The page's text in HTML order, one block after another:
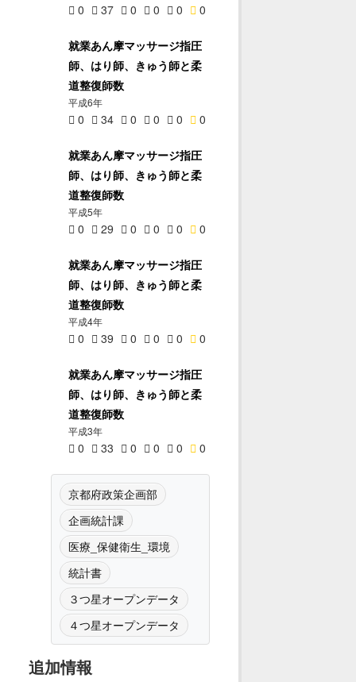
0 37 0 0 0 0
就業あん摩マッサージ指圧
師、はり師、きゅう師と柔
道整復師数
平成6年
0 34 0 0 0 0
就業あん摩マッサージ指圧
師、はり師、きゅう師と柔
道整復師数
平成5年
0 29 0 0 0 0
就業あん摩マッサージ指圧
師、はり師、きゅう師と柔
道整復師数
平成4年
0 39 0 0 0 0
就業あん摩マッサージ指圧
師、はり師、きゅう師と柔
道整復師数
平成3年
0 33 0 0 0 0
京都府政策企画部
企画統計課
医療_保健衛生_環境
統計書
３つ星オープンデータ
４つ星オープンデータ
追加情報